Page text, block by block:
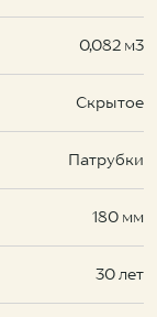
0,082 м3
Скрытое
Патрубки
180 мм
30 лет